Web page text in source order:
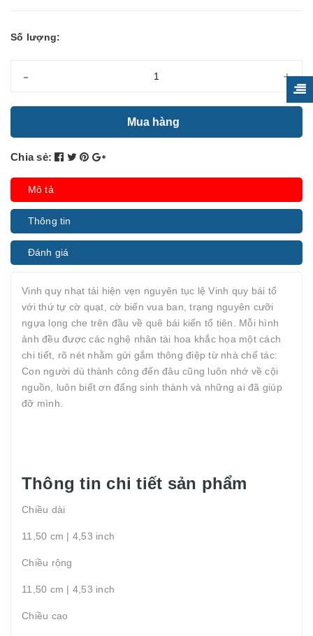
Số lượng:
- +
Mua hàng
Chia sẻ:
Mô tả
Thông tin
Đánh giá
Vinh quy nhạt tái hiện vẹn nguyên tục lệ Vinh quy bái tổ
với thứ tự cờ quạt, cờ biển vua ban, trạng nguyên cưỡi
ngựa lọng che trên đầu về quê bái kiến tổ tiên. Mỗi hình
ảnh đều được các nghệ nhân tài hoa khắc họa một cách
chi tiết, rõ nét nhằm gửi gắm thông điệp từ nhà chế tác:
Con người dù thành công đến đâu cũng luôn nhớ về cội
nguồn, luôn biết ơn đấng sinh thành và những ai đã giúp
đỡ mình.
Thông tin chi tiết sản phẩm
Chiều dài
11,50 cm | 4,53 inch
Chiều rộng
11,50 cm | 4,53 inch
Chiều cao